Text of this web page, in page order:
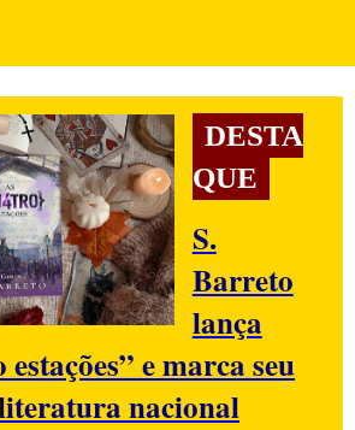
DESTA
QUE
S.
Barreto
lança
e marca seu
nacional